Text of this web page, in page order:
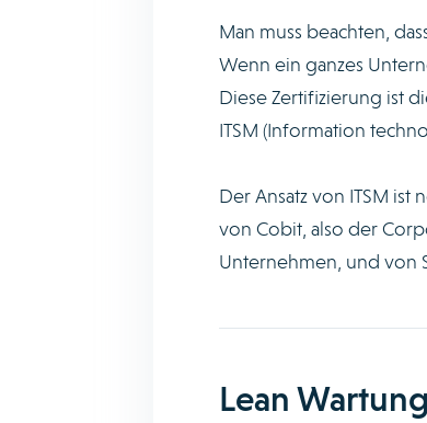
Man muss beachten,
Wenn ein ganzes
Diese Zertifizierung ist
ITSM (Information
Der Ansatz von ITSM ist
von Cobit, also der
Unternehmen, und von
Lean